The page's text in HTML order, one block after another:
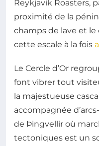
Reykjavik Roasters,
proximité de la
champs de lave et
cette escale à la fois
Le Cercle d’Or
font vibrer tout
la majestueuse
accompagnée
de Þingvellir où
tectoniques est un